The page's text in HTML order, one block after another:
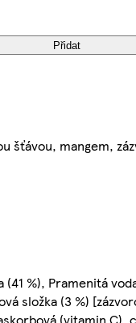
Přidat
šťávou, mangem,
%), Pramenitá
složka (3 %)
(vitamin